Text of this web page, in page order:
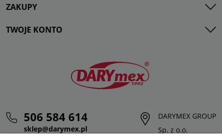
ZAKUPY
TWOJE KONTO
506 584 614
sklep@darymex.pl
DARYMEX GROUP
Sp. z o.o.